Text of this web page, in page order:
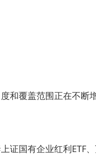
和覆盖范围正在不断
证国有企业红利ETF